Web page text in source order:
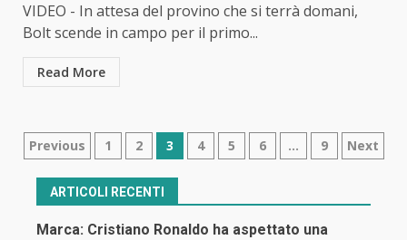
VIDEO - In attesa del provino che si terrà domani,
Bolt scende in campo per il primo...
Read More
Navigazione
articoli
Previous 1 2 3 4 5 6 … 9 Next
ARTICOLI RECENTI
Marca: Cristiano Ronaldo ha aspettato una